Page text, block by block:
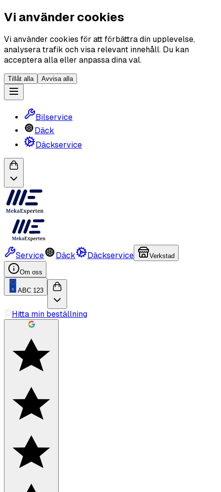
Vi använder cookies
Vi använder cookies för att förbättra din upplevelse,
analysera trafik och visa relevant innehåll. Du kan
acceptera alla eller anpassa dina val.
Tillåt alla Avvisa alla
Bilservice
Däck
Däckservice
Service Däck Däckservice Verkstad
Om oss
ABC 123
Hitta min beställning